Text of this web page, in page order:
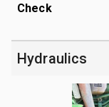
Check
Hydraulics